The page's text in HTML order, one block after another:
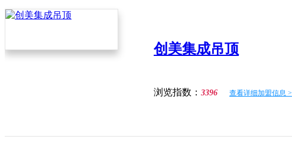
创美集成吊顶
浏览指数： 3396 查看详细加盟信息 >